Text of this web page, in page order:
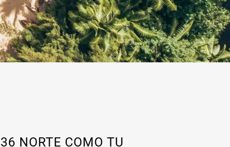
NORTE COMO TU